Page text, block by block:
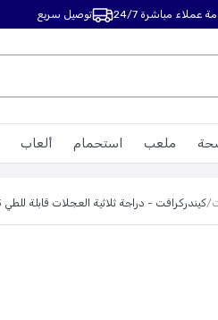
عملاء مباشرة 24/7 توصيل سريع
ألعاب استحمام ملعب
/كيندركرافت - دراجة ثلاثية العجلات قابلة للطي 3 في 1 4ترايك للأطفال عمر سنة إلى 5 سنوات - لون وردي فاتح